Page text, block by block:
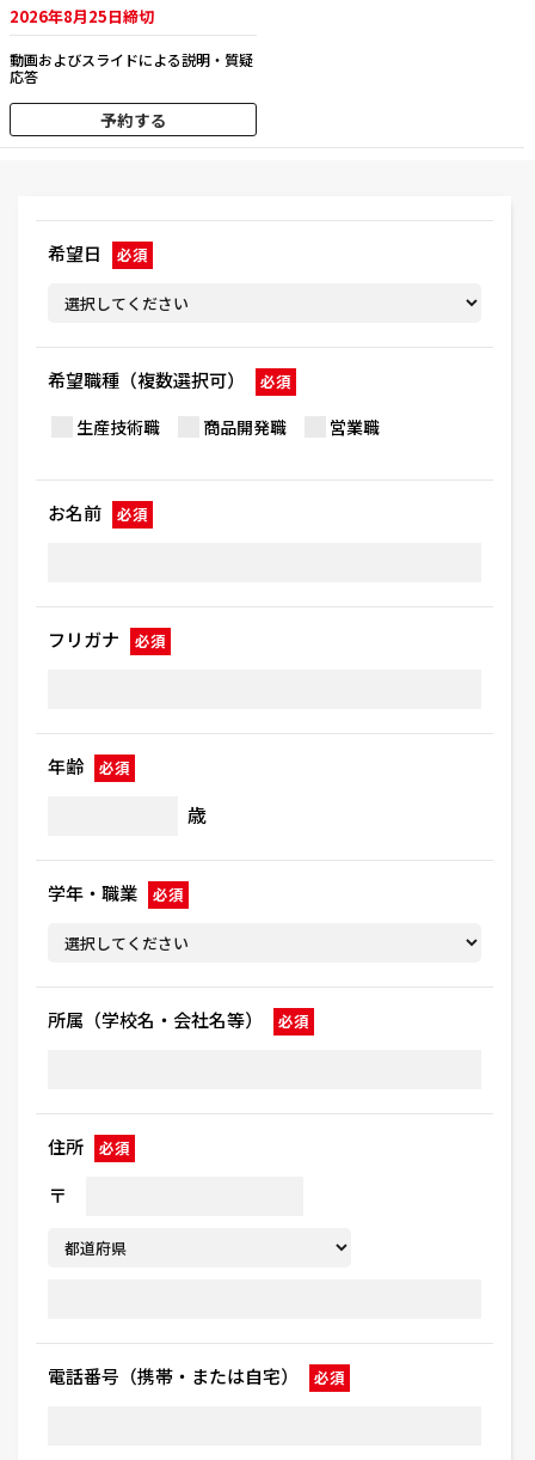
2026年8月25日締切
動画およびスライドによる説明・質疑
応答
予約する
希望日 必須
希望職種（複数選択可） 必須
生産技術職 商品開発職 営業職
お名前 必須
フリガナ 必須
年齢 必須
歳
学年・職業 必須
所属（学校名・会社名等） 必須
住所 必須
〒
電話番号（携帯・または自宅） 必須